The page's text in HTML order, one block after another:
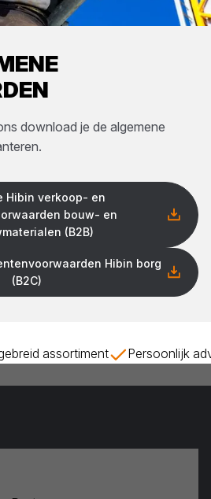
download je de algemene
Hibin verkoop- en
bouw- en
(B2B)
Hibin borg
(B2C)
assortiment Persoonlijk